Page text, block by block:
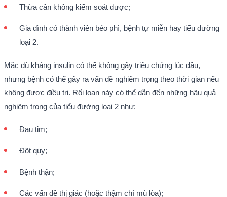
Thừa cân không kiểm soát được;
Gia đình có thành viên béo phì, bệnh tự miễn hay tiểu đường
loại 2.
Mặc dù kháng insulin có thể không gây triệu chứng lúc đầu,
nhưng bệnh có thể gây ra vấn đề nghiêm trọng theo thời gian nếu
không được điều trị. Rối loạn này có thể dẫn đến những hậu quả
nghiêm trọng của tiểu đường loại 2 như:
Đau tim;
Đột quỵ;
Bệnh thận;
Các vấn đề thị giác (hoặc thậm chí mù lòa);